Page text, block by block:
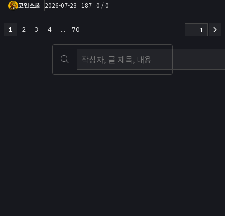
코인스쿨 2026-07-23 187 0 / 0
1 2 3 4 ... 70